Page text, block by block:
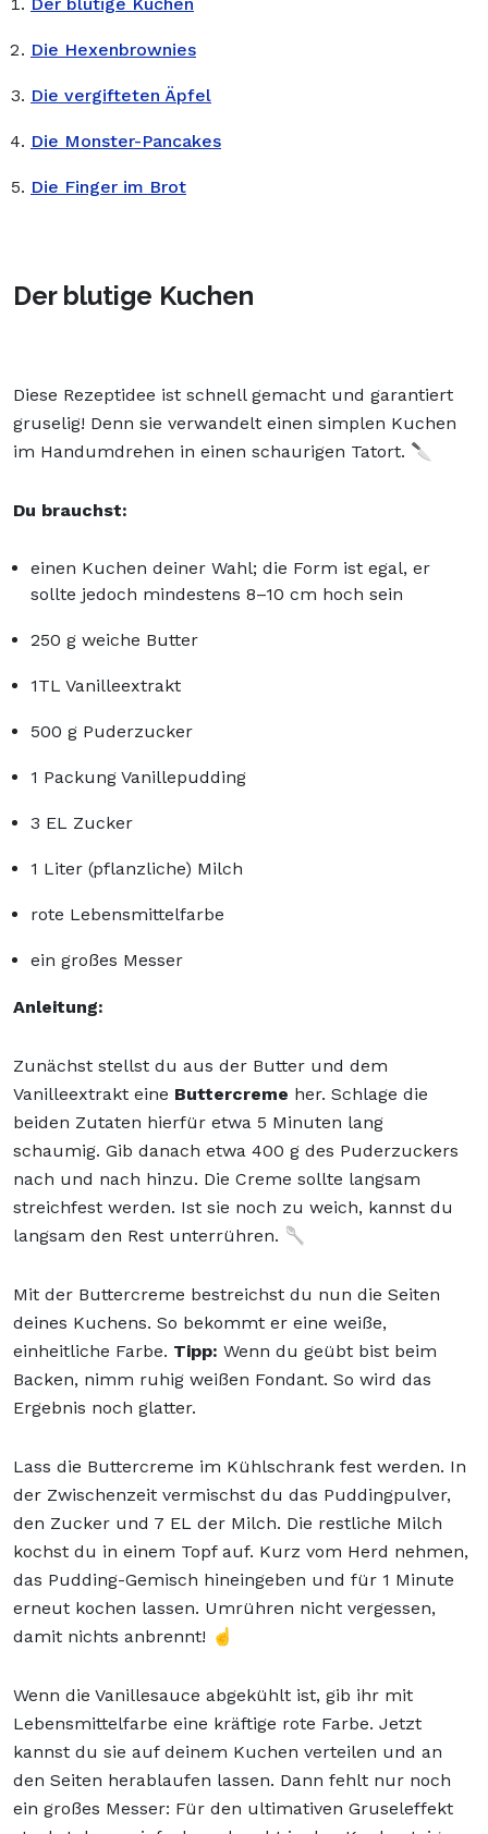
Die Hexenbrownies
Die vergifteten Äpfel
Die Monster-Pancakes
Die Finger im Brot
Der blutige Kuchen
Diese Rezeptidee ist schnell gemacht und garantiert
gruselig! Denn sie verwandelt einen simplen Kuchen
im Handumdrehen in einen schaurigen Tatort. 🔪
Du brauchst:
einen Kuchen deiner Wahl; die Form ist egal, er
sollte jedoch mindestens 8–10 cm hoch sein
250 g weiche Butter
1TL Vanilleextrakt
500 g Puderzucker
1 Packung Vanillepudding
3 EL Zucker
1 Liter (pflanzliche) Milch
rote Lebensmittelfarbe
ein großes Messer
Anleitung:
Zunächst stellst du aus der Butter und dem
Vanilleextrakt eine Buttercreme her. Schlage die
beiden Zutaten hierfür etwa 5 Minuten lang
schaumig. Gib danach etwa 400 g des Puderzuckers
nach und nach hinzu. Die Creme sollte langsam
streichfest werden. Ist sie noch zu weich, kannst du
langsam den Rest unterrühren. 🥄
Mit der Buttercreme bestreichst du nun die Seiten
deines Kuchens. So bekommt er eine weiße,
einheitliche Farbe. Tipp: Wenn du geübt bist beim
Backen, nimm ruhig weißen Fondant. So wird das
Ergebnis noch glatter.
Lass die Buttercreme im Kühlschrank fest werden. In
der Zwischenzeit vermischst du das Puddingpulver,
den Zucker und 7 EL der Milch. Die restliche Milch
kochst du in einem Topf auf. Kurz vom Herd nehmen,
das Pudding-Gemisch hineingeben und für 1 Minute
erneut kochen lassen. Umrühren nicht vergessen,
damit nichts anbrennt! ☝️
Wenn die Vanillesauce abgekühlt ist, gib ihr mit
Lebensmittelfarbe eine kräftige rote Farbe. Jetzt
kannst du sie auf deinem Kuchen verteilen und an
den Seiten herablaufen lassen. Dann fehlt nur noch
ein großes Messer: Für den ultimativen Gruseleffekt